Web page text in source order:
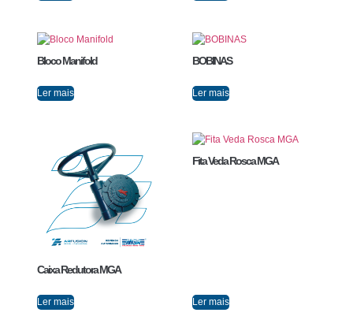
Bloco Manifold
Ler mais
BOBINAS
Ler mais
Caixa Redutora MGA
Ler mais
Fita Veda Rosca MGA
Ler mais